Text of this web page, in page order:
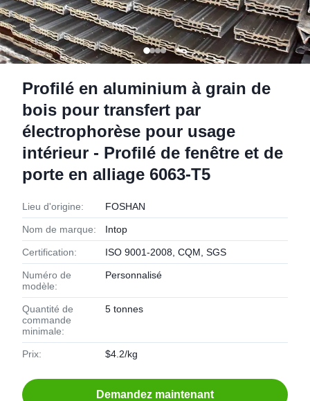
Profilé en aluminium à grain de
bois pour transfert par
électrophorèse pour usage
intérieur - Profilé de fenêtre et de
porte en alliage 6063-T5
Lieu d'origine: FOSHAN
Nom de marque: Intop
Certification: ISO 9001-2008, CQM, SGS
Numéro de
modèle:
Personnalisé
Quantité de
commande
minimale:
5 tonnes
Prix: $4.2/kg
Demandez maintenant